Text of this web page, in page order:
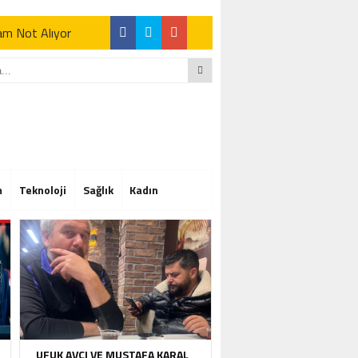
Not Alıyor
Not Alıyor
Teknoloji Sağlık Kadın
UFUK AVCI VE MUSTAFA KARAL